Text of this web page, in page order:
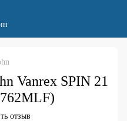
Vanrex SPIN 21
отзыв